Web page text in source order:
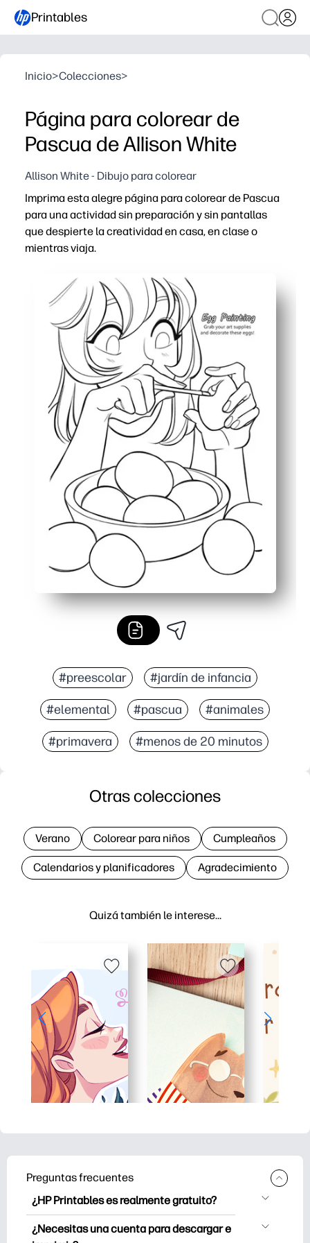
Printables
Inicio>Colecciones>
Página para colorear de
Pascua de Allison White
Allison White - Dibujo para colorear
Imprima esta alegre página para colorear de Pascua
para una actividad sin preparación y sin pantallas
que despierte la creatividad en casa, en clase o
mientras viaja.
Simplemente imprima y listo: sin preparación, sin
Desarrolla la motricidad fina, la concentración y la
Perfecto para los que terminan temprano, los
Los contornos llamativos y los detalles simples lo
#preescolar #jardín de infancia
#elemental #pascua #animales
#primavera #menos de 20 minutos
Quizá también le interese…
Otras colecciones
Verano Colorear para niños Cumpleaños
Calendarios y planificadores Agradecimiento
Preguntas frecuentes
¿HP Printables es realmente gratuito?
HP Printables ofrece más de 2500
imprimibles gratuitos para descargar e
¿Necesitas una cuenta para descargar e